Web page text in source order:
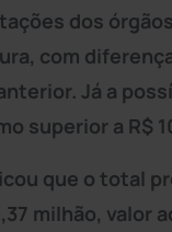
dos
com
Já a
superior a R$
que o total
milhão, valor